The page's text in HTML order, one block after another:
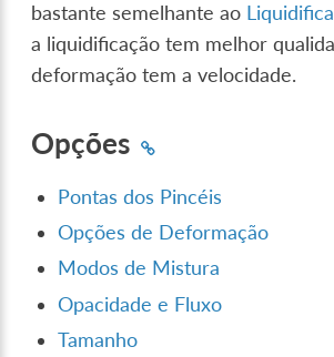
bastante semelhante ao
a liquidificação tem melhor
deformação tem a velocidade.
Opções
Pontas dos Pincéis
Opções de Deformação
Modos de Mistura
Opacidade e Fluxo
Tamanho